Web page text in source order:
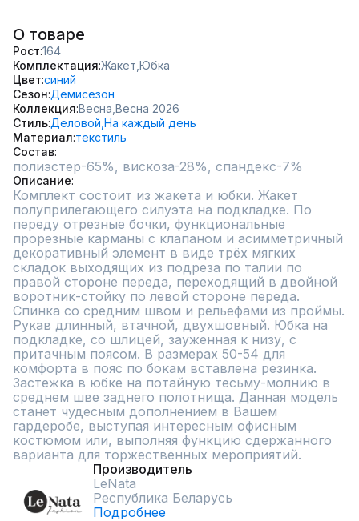
О товаре
Рост 164
Комплектация Жакет, Юбка
Цвет синий
Сезон Демисезон
Коллекция Весна, Весна 2026
Стиль Деловой, На каждый день
Материал текстиль
Состав
полиэстер-65%, вискоза-28%, спандекс-7%
Описание
Комплект состоит из жакета и юбки. Жакет
полуприлегающего силуэта на подкладке. По
переду отрезные бочки, функциональные
прорезные карманы с клапаном и асимметричный
декоративный элемент в виде трёх мягких
складок выходящих из подреза по талии по
правой стороне переда, переходящий в двойной
воротник-стойку по левой стороне переда.
Спинка со средним швом и рельефами из проймы.
Рукав длинный, втачной, двухшовный. Юбка на
подкладке, со шлицей, зауженная к низу, с
притачным поясом. В размерах 50-54 для
комфорта в пояс по бокам вставлена резинка.
Застежка в юбке на потайную тесьму-молнию в
среднем шве заднего полотнища. Данная модель
станет чудесным дополнением в Вашем
гардеробе, выступая интересным офисным
костюмом или, выполняя функцию сдержанного
варианта для торжественных мероприятий.
Производитель
LeNata
Республика Беларусь
Подробнее